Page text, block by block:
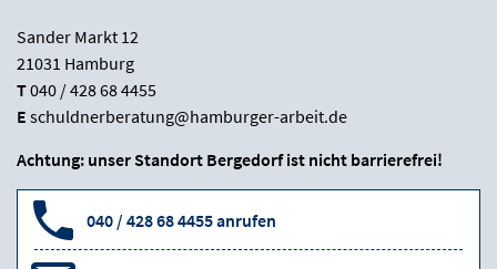
Sander Markt 12
21031 Hamburg
T040 / 428 68 4455
E schuldnerberatung@hamburger-arbeit.de
Achtung: unser Standort Bergedorf ist nicht barrierefrei!
040 / 428 68 4455 anrufen